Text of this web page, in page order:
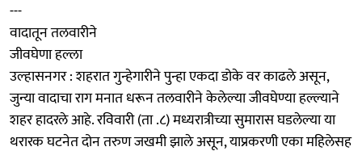
---
वादातून तलवारीने
जीवघेणा हल्ला
उल्हासनगर : शहरात गुन्हेगारीने पुन्हा एकदा डोके वर काढले असून,
जुन्या वादाचा राग मनात धरून तलवारीने केलेल्या जीवघेण्या हल्ल्याने
शहर हादरले आहे. रविवारी (ता .८) मध्यरात्रीच्या सुमारास घडलेल्या या
थरारक घटनेत दोन तरुण जखमी झाले असून, याप्रकरणी एका महिलेसह